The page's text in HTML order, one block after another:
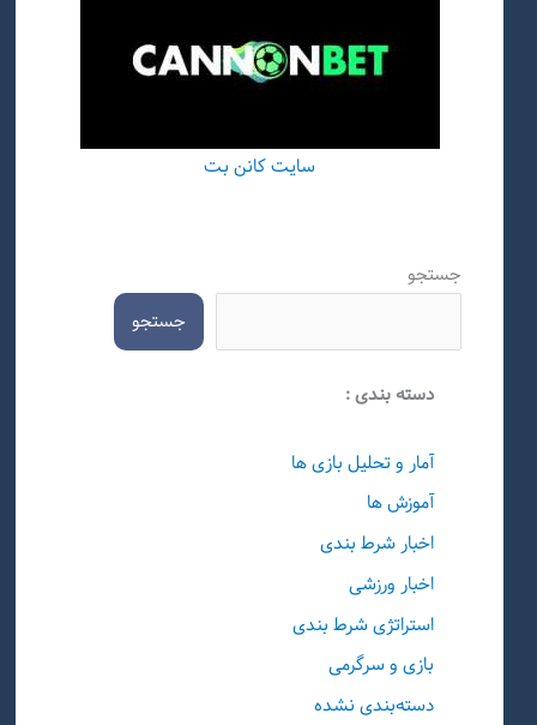
سایت کانن بت
جستجو
جستجو
دسته بندی :
آمار و تحلیل بازی ها
آموزش ها
اخبار شرط بندی
اخبار ورزشی
استراتژی شرط بندی
بازی و سرگرمی
دسته‌بندی نشده